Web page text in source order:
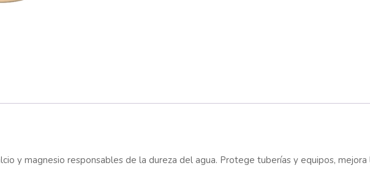
y magnesio responsables de la dureza del agua. Protege tuberías y equipos,